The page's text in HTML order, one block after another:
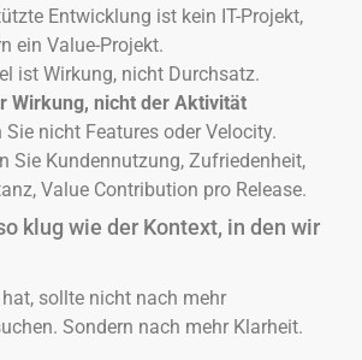
Entwicklung ist kein IT-Projekt,
ein Value-Projekt.
ist Wirkung, nicht Durchsatz.
Wirkung, nicht der Aktivität
Sie nicht Features oder Velocity.
Sie Kundennutzung, Zufriedenheit,
Value Contribution pro Release.
klug wie der Kontext, in den wir
sollte nicht nach mehr
Sondern nach mehr Klarheit.